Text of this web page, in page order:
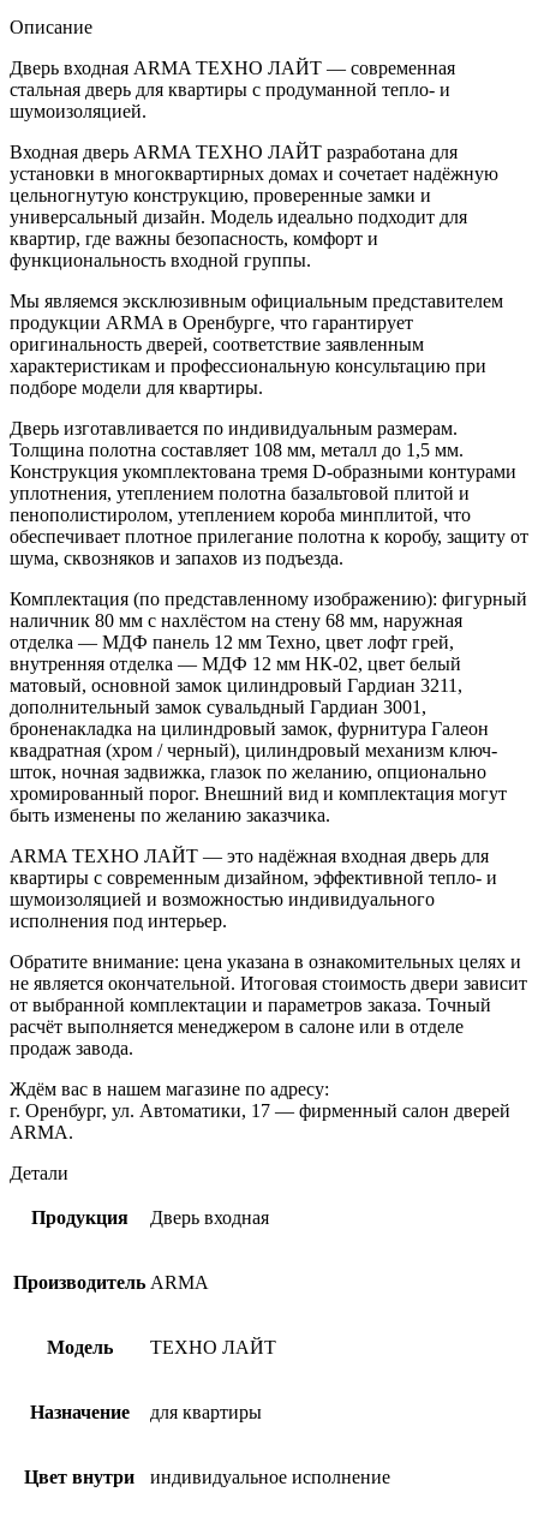
квартиры
Описание
Дверь входная ARMA ТЕХНО ЛАЙТ — современная
стальная дверь для квартиры с продуманной тепло- и
шумоизоляцией.
Входная дверь ARMA ТЕХНО ЛАЙТ разработана для
установки в многоквартирных домах и сочетает надёжную
цельногнутую конструкцию, проверенные замки и
универсальный дизайн. Модель идеально подходит для
квартир, где важны безопасность, комфорт и
функциональность входной группы.
Мы являемся эксклюзивным официальным представителем
продукции ARMA в Оренбурге, что гарантирует
оригинальность дверей, соответствие заявленным
характеристикам и профессиональную консультацию при
подборе модели для квартиры.
Дверь изготавливается по индивидуальным размерам.
Толщина полотна составляет 108 мм, металл до 1,5 мм.
Конструкция укомплектована тремя D-образными контурами
уплотнения, утеплением полотна базальтовой плитой и
пенополистиролом, утеплением короба минплитой, что
обеспечивает плотное прилегание полотна к коробу, защиту от
шума, сквозняков и запахов из подъезда.
Комплектация (по представленному изображению): фигурный
наличник 80 мм с нахлёстом на стену 68 мм, наружная
отделка — МДФ панель 12 мм Техно, цвет лофт грей,
внутренняя отделка — МДФ 12 мм НК-02, цвет белый
матовый, основной замок цилиндровый Гардиан 3211,
дополнительный замок сувальдный Гардиан 3001,
броненакладка на цилиндровый замок, фурнитура Галеон
квадратная (хром / черный), цилиндровый механизм ключ-
шток, ночная задвижка, глазок по желанию, опционально
хромированный порог. Внешний вид и комплектация могут
быть изменены по желанию заказчика.
ARMA ТЕХНО ЛАЙТ — это надёжная входная дверь для
квартиры с современным дизайном, эффективной тепло- и
шумоизоляцией и возможностью индивидуального
исполнения под интерьер.
Обратите внимание: цена указана в ознакомительных целях и
не является окончательной. Итоговая стоимость двери зависит
от выбранной комплектации и параметров заказа. Точный
расчёт выполняется менеджером в салоне или в отделе
продаж завода.
Ждём вас в нашем магазине по адресу:
г. Оренбург, ул. Автоматики, 17 — фирменный салон дверей
ARMA.
Детали
Продукция Дверь входная
Производитель ARMA
Модель ТЕХНО ЛАЙТ
Назначение для квартиры
Цвет внутри индивидуальное исполнение